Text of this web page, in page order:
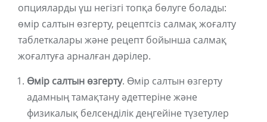
опцияларды үш негізгі топқа бөлуге болады:
өмір салтын өзгерту, рецептсіз салмақ жоғалту
таблеткалары және рецепт бойынша салмақ
жоғалтуға арналған дәрілер.
Өмір салтын өзгерту. Өмір салтын өзгерту
адамның тамақтану әдеттеріне және
физикалық белсенділік деңгейіне түзетулер